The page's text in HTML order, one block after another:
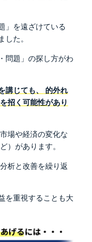
」を遠ざけている
した。
問題」の探し方がわ
講じても、
的外れ
招く可能性があり
場や経済の変化な
）があります。
分析と改善を繰り返
を重視することも大